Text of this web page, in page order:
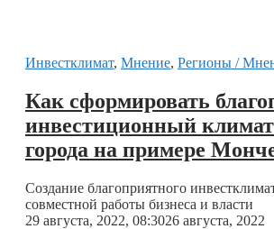
Инвестклимат, Мнение, Регионы /
Как сформировать
инвестиционный
города на примере
Создание благоприятного
совместной работы бизнеса и власти
29 августа, 2022, 08:3026 августа, 2022